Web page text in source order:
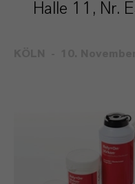
Halle 11, Nr.